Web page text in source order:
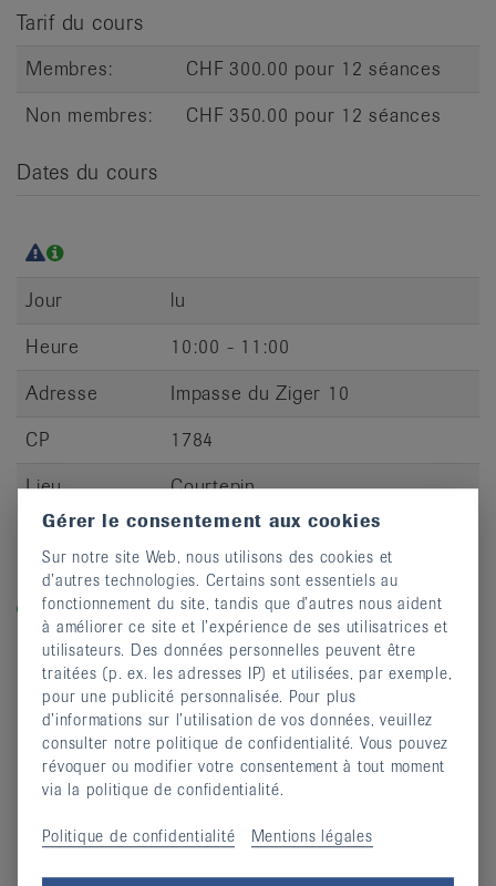
Tarif du cours
Membres:
CHF 300.00 pour 12 séances
Non membres:
CHF 350.00 pour 12 séances
Dates du cours
Jour
lu
Heure
10:00 - 11:00
Adresse
Impasse du Ziger 10
CP
1784
Lieu
Courtepin
S’inscrire
Légende
Dans les cours labellisés «equilibre-en-marche.ch», vous
entraînez la force, l’équilibre et la dynamique et prévenez
ainsi les chutes.
Gérer le consentement aux cookies
Sur notre site Web, nous utilisons des cookies et
d’autres technologies. Certains sont essentiels au
fonctionnement du site, tandis que d’autres nous aident
à améliorer ce site et l’expérience de ses utilisatrices et
utilisateurs. Des données personnelles peuvent être
traitées (p. ex. les adresses IP) et utilisées, par exemple,
pour une publicité personnalisée. Pour plus
d’informations sur l’utilisation de vos données, veuillez
consulter notre politique de confidentialité. Vous pouvez
révoquer ou modifier votre consentement à tout moment
via la politique de confidentialité.
Politique de confidentialité Mentions légales